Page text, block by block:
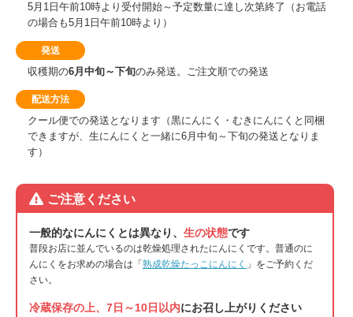
5月1日午前10時より受付開始～予定数量に達し次第終了（お電話
の場合も5月1日午前10時より）
発送
収穫期の6月中旬～下旬のみ発送。ご注文順での発送
配送方法
クール便での発送となります（黒にんにく・むきにんにくと同梱
できますが、生にんにくと一緒に6月中旬～下旬の発送となりま
す）
ご注意ください
一般的なにんにくとは異なり、 生の状態です
普段お店に並んでいるのは乾燥処理されたにんにくです。普通のに
んにくをお求めの場合は「 熟成乾燥たっこにんにく 」をご予約くだ
さい。
冷蔵保存の上、7日～10日以内にお召し上がりください